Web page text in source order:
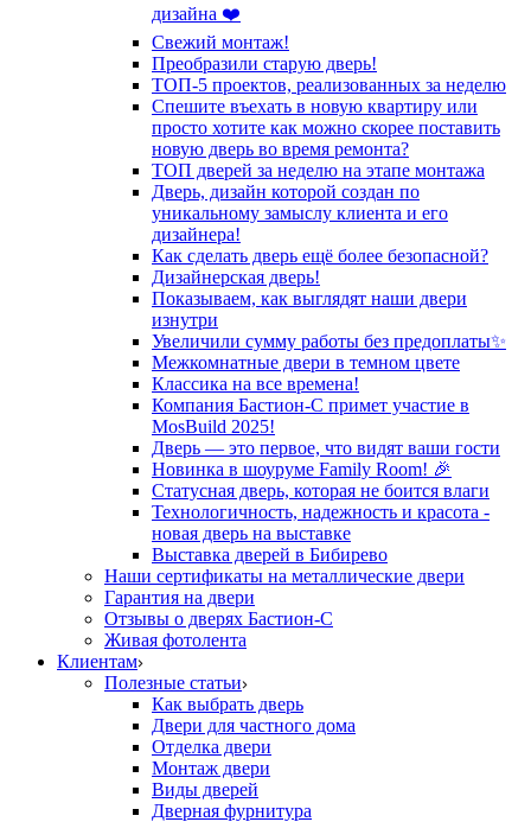
дизайна ❤️
Свежий монтаж!
Преобразили старую дверь!
ТОП-5 проектов, реализованных за неделю
Спешите въехать в новую квартиру или
просто хотите как можно скорее поставить
новую дверь во время ремонта?
ТОП дверей за неделю на этапе монтажа
Дверь, дизайн которой создан по
уникальному замыслу клиента и его
дизайнера!
Как сделать дверь ещё более безопасной?
Дизайнерская дверь!
Показываем, как выглядят наши двери
изнутри
Увеличили сумму работы без предоплаты✨
Межкомнатные двери в темном цвете
Классика на все времена!
Компания Бастион-С примет участие в
MosBuild 2025!
Дверь — это первое, что видят ваши гости
Новинка в шоуруме Family Room! 🎉
Статусная дверь, которая не боится влаги
Технологичность, надежность и красота -
новая дверь на выставке
Выставка дверей в Бибирево
Наши сертификаты на металлические двери
Гарантия на двери
Отзывы о дверях Бастион-С
Живая фотолента
Клиентам
Полезные статьи
Как выбрать дверь
Двери для частного дома
Отделка двери
Монтаж двери
Виды дверей
Дверная фурнитура